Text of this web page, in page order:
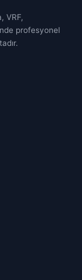
VRF,
profesyonel